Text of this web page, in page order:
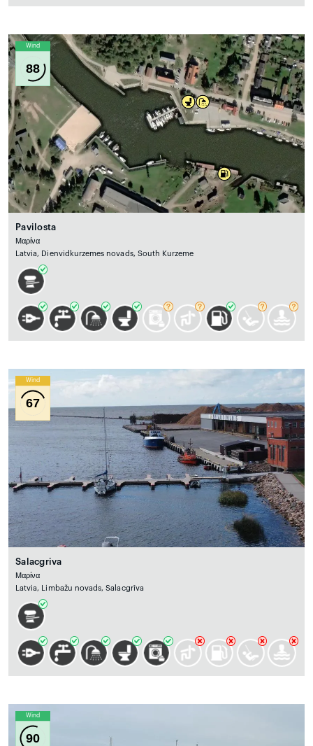
Wind
88
Pavilosta
Μαρίνα
Latvia, Dienvidkurzemes novads, South Kurzeme
Wind
67
Salacgriva
Μαρίνα
Latvia, Limbažu novads, Salacgrīva
Wind
90